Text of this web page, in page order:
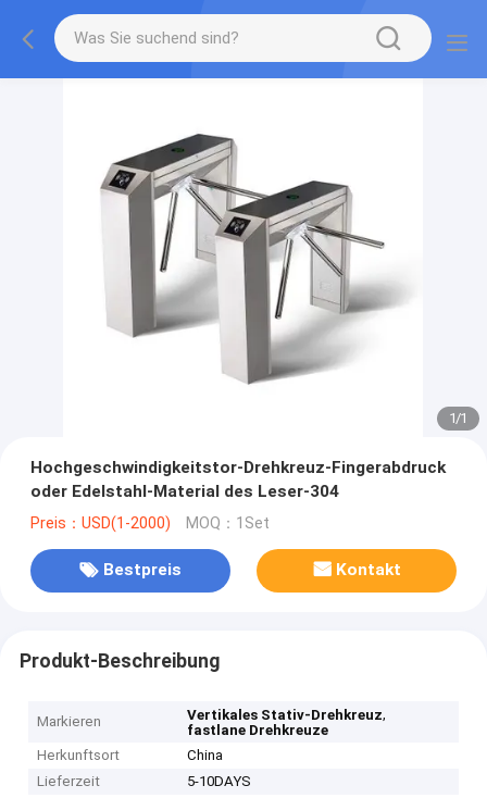
1/1
Hochgeschwindigkeitstor-Drehkreuz-Fingerabdruck
oder Edelstahl-Material des Leser-304
Preis：USD(1-2000) MOQ：1Set
Bestpreis Kontakt
Produkt-Beschreibung
Markieren Vertikales Stativ-Drehkreuz,
fastlane Drehkreuze
Herkunftsort
China
Lieferzeit
5-10DAYS